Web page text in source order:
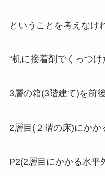
ということを考えなけ
“机に接着剤でくっつけ
3層の箱(3階建て)を前
2層目(２階の床)にかか
P2(2層目にかかる水平